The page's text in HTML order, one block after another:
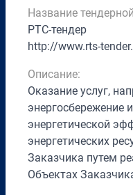
Название
РТС-тендер
http://www.rts-
Описание:
Оказание услуг,
энергосбережение
энергетической
энергетических
Заказчика путем
Объектах